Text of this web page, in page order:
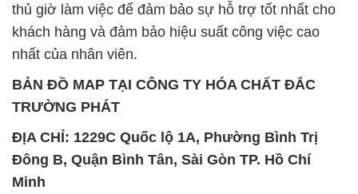
thủ giờ làm việc để đảm bảo sự hỗ trợ tốt nhất cho
khách hàng và đảm bảo hiệu suất công việc cao
nhất của nhân viên.
BẢN ĐỒ MAP TẠI CÔNG TY HÓA CHẤT ĐẮC
TRƯỜNG PHÁT
ĐỊA CHỈ: 1229C Quốc lộ 1A, Phường Bình Trị
Đông B, Quận Bình Tân, Sài Gòn TP. Hồ Chí
Minh